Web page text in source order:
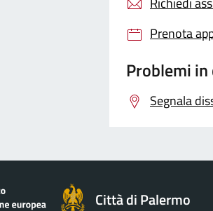
Prenota
Problemi
Segnala
Città di Palermo